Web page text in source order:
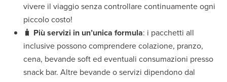
vivere il viaggio senza controllare continuamente ogni
piccolo costo!
🧳 Più servizi in un’unica formula: i pacchetti all
inclusive possono comprendere colazione, pranzo,
cena, bevande soft ed eventuali consumazioni presso
snack bar. Altre bevande o servizi dipendono dal